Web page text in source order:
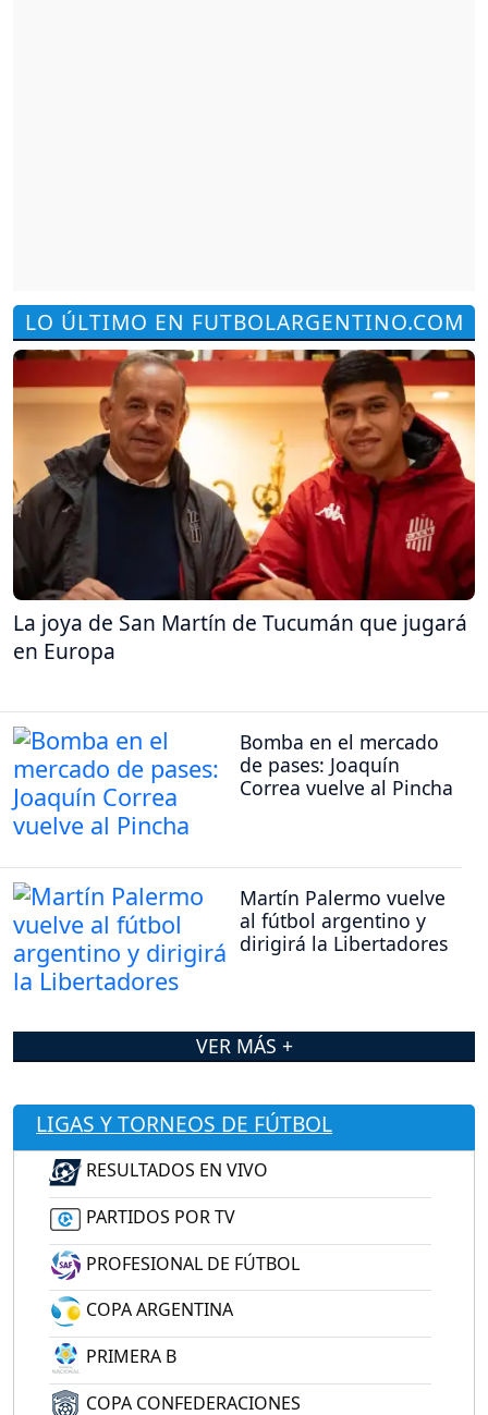
LO ÚLTIMO EN FUTBOLARGENTINO.COM
La joya de San Martín de Tucumán que jugará
en Europa
Bomba en el mercado
de pases: Joaquín
Correa vuelve al Pincha
Martín Palermo vuelve
al fútbol argentino y
dirigirá la Libertadores
VER MÁS +
LIGAS Y TORNEOS DE FÚTBOL
RESULTADOS EN VIVO
PARTIDOS POR TV
PROFESIONAL DE FÚTBOL
COPA ARGENTINA
PRIMERA B
COPA CONFEDERACIONES